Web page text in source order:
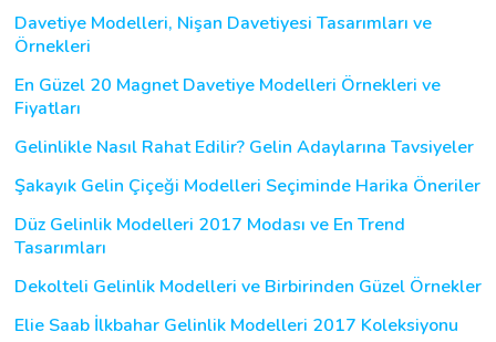
Davetiye Modelleri, Nişan Davetiyesi Tasarımları ve
Örnekleri
En Güzel 20 Magnet Davetiye Modelleri Örnekleri ve
Fiyatları
Gelinlikle Nasıl Rahat Edilir? Gelin Adaylarına Tavsiyeler
Şakayık Gelin Çiçeği Modelleri Seçiminde Harika Öneriler
Düz Gelinlik Modelleri 2017 Modası ve En Trend
Tasarımları
Dekolteli Gelinlik Modelleri ve Birbirinden Güzel Örnekler
Elie Saab İlkbahar Gelinlik Modelleri 2017 Koleksiyonu